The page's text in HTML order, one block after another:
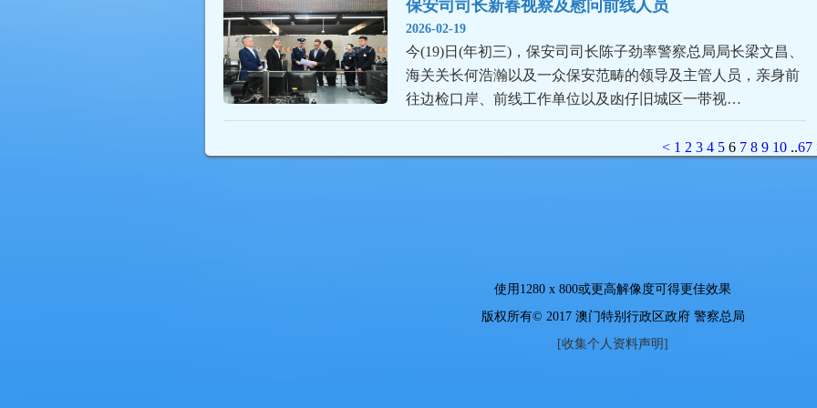
保安司司长新春视察及慰问前线人员
2026-02-19
今(19)日(年初三)，保安司司长陈子劲率警察总局局长梁文昌、
海关关长何浩瀚以及一众保安范畴的领导及主管人员，亲身前
往边检口岸、前线工作单位以及凼仔旧城区一带视…
< 1 2 3 4 5 6 7 8 9 10..67
使用 1280 x 800或更高解像度可得更佳效果
版权所有© 2017 澳门特别行政区政府 警察总局
[收集个人资料声明]